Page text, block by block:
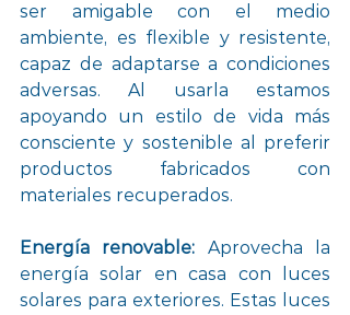
ser amigable con el medio
ambiente, es flexible y resistente,
capaz de adaptarse a condiciones
adversas. Al usarla estamos
apoyando un estilo de vida más
consciente y sostenible al preferir
productos fabricados con
materiales recuperados.
Energía renovable: Aprovecha la
energía solar en casa con luces
solares para exteriores. Estas luces